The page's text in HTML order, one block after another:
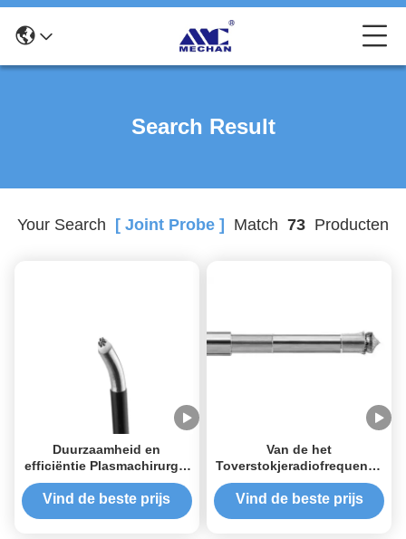
Search Result
Your Search [ Joint Probe ] Match 73 Producten
Duurzaamheid en
efficiëntie Plasmachirurgie
Chirurgisch systeem voor
ligamentolyse en
Vind de beste prijs
Van de het
Toverstokjeradiofrequentie
van Mechancoblation het
Plasma Scherpe Elektrode
Vind de beste prijs